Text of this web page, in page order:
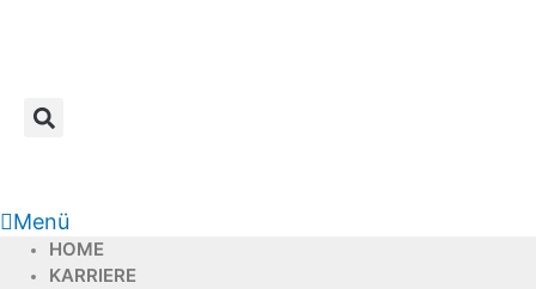
Menü
HOME
KARRIERE